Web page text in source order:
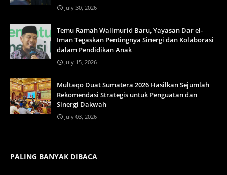
July 30, 2026
Temu Ramah Walimurid Baru, Yayasan Dar el-
Iman Tegaskan Pentingnya Sinergi dan Kolaborasi
dalam Pendidikan Anak
July 15, 2026
Multaqo Duat Sumatera 2026 Hasilkan Sejumlah
Rekomendasi Strategis untuk Penguatan dan
Sinergi Dakwah
July 03, 2026
PALING BANYAK DIBACA